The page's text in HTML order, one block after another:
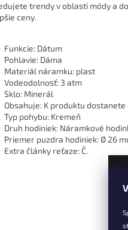
trendy v oblasti módy a
ceny.
Funkcie: Dátum
Pohlavie: Dáma
Materiál náramku: plast
Vodeodolnosť: 3 atm
Sklo: Minerál
Obsahuje: K produktu
Typ pohybu: Kremeň
Druh hodiniek: Náramkové
Priemer puzdra hodiniek: Ø 26
Extra články reťaze: Č.